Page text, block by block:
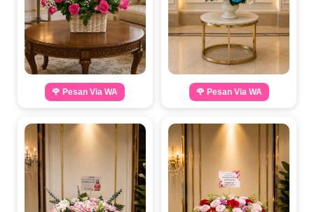
🌹 Pesan Via WA 🌹 Pesan Via WA